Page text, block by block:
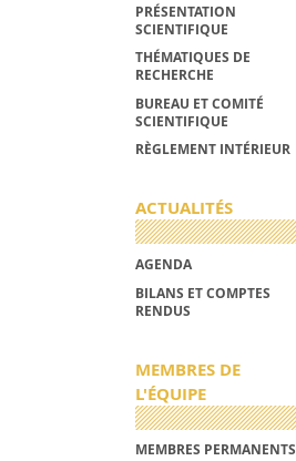
PRÉSENTATION
SCIENTIFIQUE
THÉMATIQUES DE
RECHERCHE
BUREAU ET COMITÉ
SCIENTIFIQUE
RÈGLEMENT INTÉRIEUR
ACTUALITÉS
AGENDA
BILANS ET COMPTES
RENDUS
MEMBRES DE
L'ÉQUIPE
MEMBRES PERMANENTS